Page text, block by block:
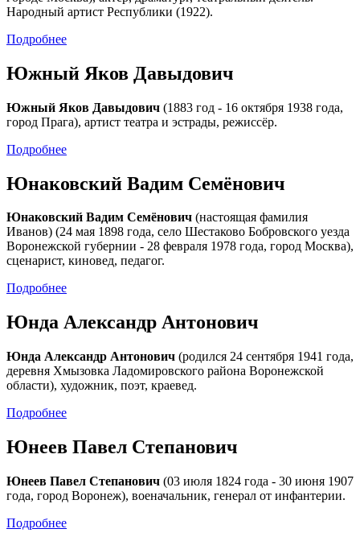
Народный артист Республики (1922).
Подробнее
Южный Яков Давыдович
Южный Яков Давыдович (1883 год - 16 октября 1938 года,
город Прага), артист театра и эстрады, режиссёр.
Подробнее
Юнаковский Вадим Семёнович
Юнаковский Вадим Семёнович (настоящая фамилия
Иванов) (24 мая 1898 года, село Шестаково Бобровского уезда
Воронежской губернии - 28 февраля 1978 года, город Москва),
сценарист, киновед, педагог.
Подробнее
Юнда Александр Антонович
Юнда Александр Антонович (родился 24 сентября 1941 года,
деревня Хмызовка Ладомировского района Воронежской
области), художник, поэт, краевед.
Подробнее
Юнеев Павел Степанович
Юнеев Павел Степанович (03 июля 1824 года - 30 июня 1907
года, город Воронеж), военачальник, генерал от инфантерии.
Подробнее